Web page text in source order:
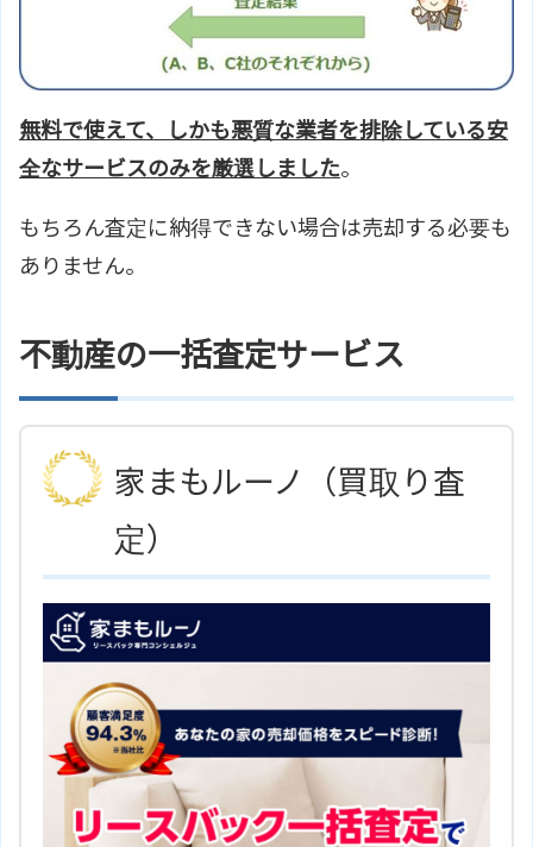
無料で使えて、しかも悪質な業者を排除している安
全なサービスのみを厳選しました。
もちろん査定に納得できない場合は売却する必要も
ありません。
不動産の一括査定サービス
家まもルーノ（買取り査
定）